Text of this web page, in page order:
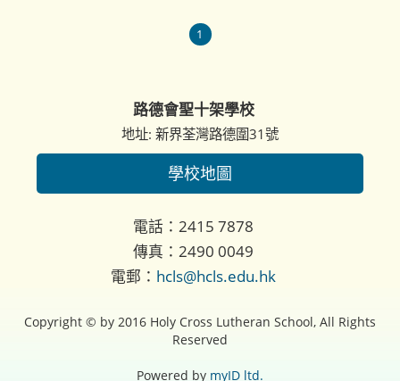
1
路德會聖十架學校
地址: 新界荃灣路德圍31號
學校地圖
電話：2415 7878
傳真：2490 0049
電郵： hcls@hcls.edu.hk
Copyright © by 2016 Holy Cross Lutheran School, All Rights
Reserved
Powered by myID ltd.